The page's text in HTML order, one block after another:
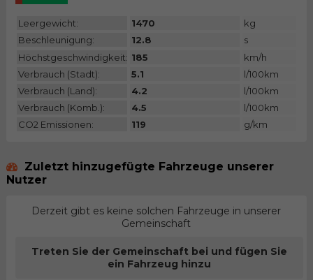
Leergewicht: 1470
kg
Beschleunigung:
12.8
s
Höchstgeschwindigkeit: 185
km/h
Verbrauch (Stadt):
5.1
l/100km
Verbrauch (Land):
4.2
l/100km
Verbrauch (Komb.):
4.5
l/100km
CO2 Emissionen:
119 g/km
Zuletzt hinzugefügte Fahrzeuge unserer
Nutzer
Derzeit gibt es keine solchen Fahrzeuge in unserer
Gemeinschaft
Treten Sie der Gemeinschaft bei und fügen Sie
ein Fahrzeug hinzu